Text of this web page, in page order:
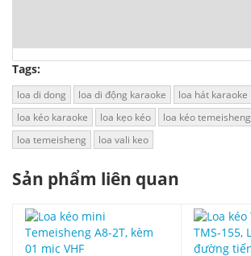
Tags:
loa di dong loa di động karaoke loa hát karaoke
loa kéo karaoke
loa kẹo kéo loa kéo temeisheng
loa temeisheng
loa vali keo
Sản phẩm liên quan